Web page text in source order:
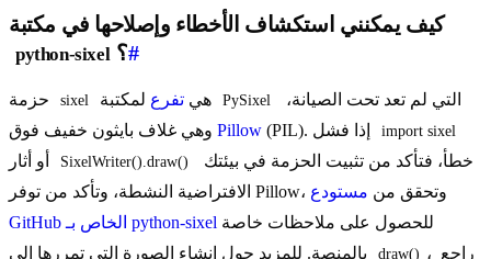
كيف يمكنني استكشاف الأخطاء وإصلاحها في مكتبة
python-sixel ؟#
sixel هي تفرع PySixel
Pillow import sixel
SixelWriter().draw()
الافتراضية النشطة، وتأكد من توفر Pillow، وتحقق من مستودع
GitHub الخاص بـ python-sixel
draw() ، راجع